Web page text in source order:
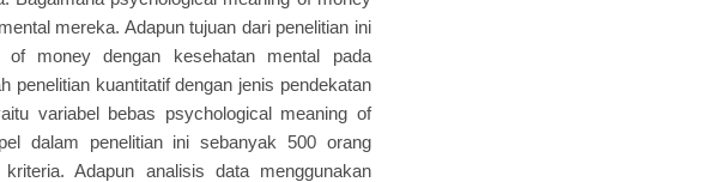
mereka. Adapun tujuan dari penelitian ini
of money dengan kesehatan mental pada
penelitian kuantitatif dengan jenis pendekatan
variabel bebas psychological meaning of
dalam penelitian ini sebanyak 500 orang
Adapun analisis data menggunakan